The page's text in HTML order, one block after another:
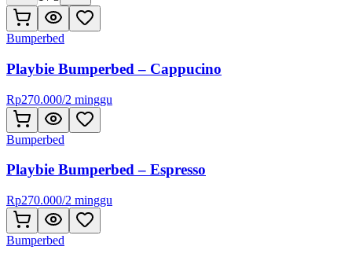
Bumperbed
Playbie Bumperbed – Cappucino
Rp270.000/2 minggu
Bumperbed
Playbie Bumperbed – Espresso
Rp270.000/2 minggu
Bumperbed